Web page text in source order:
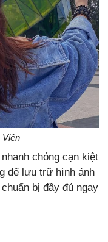
Viên
chóng cạn kiệt
để lưu trữ hình ảnh
bị đầy đủ ngay